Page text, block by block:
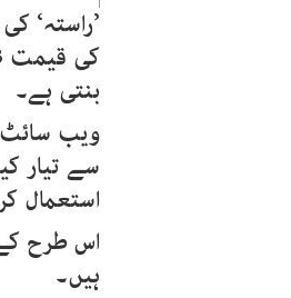
’راستہ‘
بنتی ہے۔
ویب سائٹ
سے تیار
استعمال
اس طرح
ہیں۔